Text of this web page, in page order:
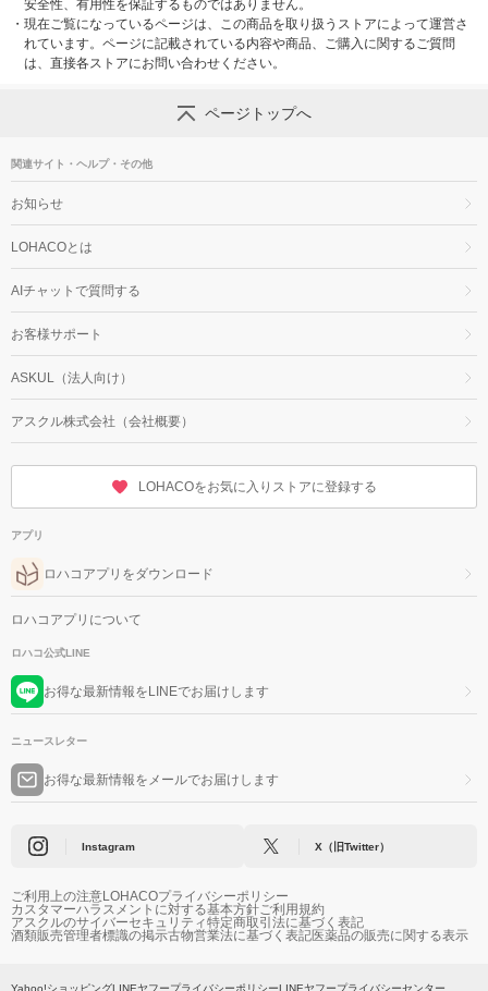
安全性、有用性を保証するものではありません。
・ 現在ご覧になっているページは、この商品を取り扱うストアによって運営さ
れています。ページに記載されている内容や商品、ご購入に関するご質問
は、直接各ストアにお問い合わせください。
ページトップへ
関連サイト・ヘルプ・その他
お知らせ
LOHACOとは
AIチャットで質問する
お客様サポート
ASKUL（法人向け）
アスクル株式会社（会社概要）
LOHACOをお気に入りストアに登録する
アプリ
ロハコアプリをダウンロード
ロハコアプリについて
ロハコ公式LINE
お得な最新情報をLINEでお届けします
ニュースレター
お得な最新情報をメールでお届けします
Instagram X（旧Twitter）
ご利用上の注意LOHACOプライバシーポリシー
カスタマーハラスメントに対する基本方針ご利用規約
アスクルのサイバーセキュリティ特定商取引法に基づく表記
酒類販売管理者標識の掲示古物営業法に基づく表記医薬品の販売に関する表示